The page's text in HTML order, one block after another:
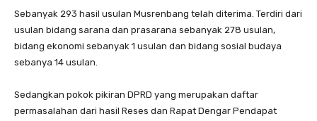
Sebanyak 293 hasil usulan Musrenbang telah diterima. Terdiri dari
usulan bidang sarana dan prasarana sebanyak 278 usulan,
bidang ekonomi sebanyak 1 usulan dan bidang sosial budaya
sebanya 14 usulan.
Sedangkan pokok pikiran DPRD yang merupakan daftar
permasalahan dari hasil Reses dan Rapat Dengar Pendapat